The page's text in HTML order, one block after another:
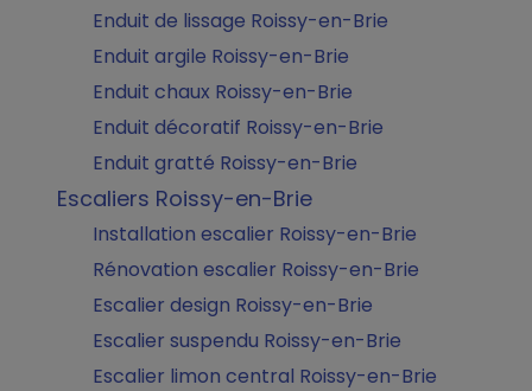
Enduit de lissage Roissy-en-Brie
Enduit argile Roissy-en-Brie
Enduit chaux Roissy-en-Brie
Enduit décoratif Roissy-en-Brie
Enduit gratté Roissy-en-Brie
Escaliers Roissy-en-Brie
Installation escalier Roissy-en-Brie
Rénovation escalier Roissy-en-Brie
Escalier design Roissy-en-Brie
Escalier suspendu Roissy-en-Brie
Escalier limon central Roissy-en-Brie